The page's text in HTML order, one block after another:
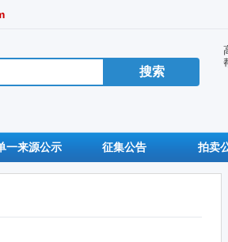
一来源公示 征集公告 拍卖